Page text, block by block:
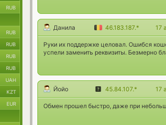
Данила 46.183.187.* 17
Руки их поддержке целовал. Ошибся
успели заменить реквизиты. Безмерно
Йойо 45.84.107.* 17
Обмен прошел быстро, даже при
RUB
RUB
RUB
RUB
RUB
UAH
KZT
EUR